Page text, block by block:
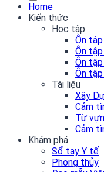
Home
Kiến thức
Học tập
Ôn
Ôn
Ôn
Ôn
Tài liệu
Xây
Cảm
Từ
Cảm
Khám phá
Sổ tay Y tế
Phong thủy